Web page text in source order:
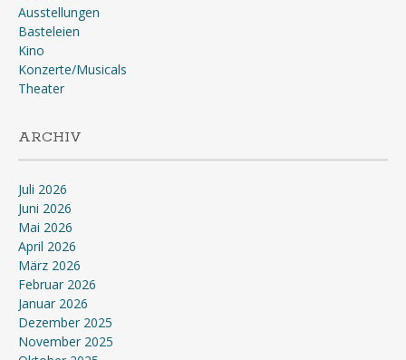
Ausstellungen
Basteleien
Kino
Konzerte/Musicals
Theater
ARCHIV
Juli 2026
Juni 2026
Mai 2026
April 2026
März 2026
Februar 2026
Januar 2026
Dezember 2025
November 2025